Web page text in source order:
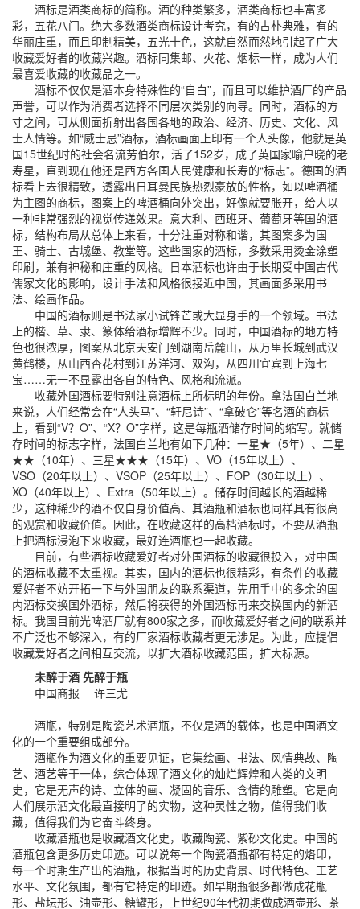
酒标是酒类商标的简称。酒的种类繁多，酒类商标也丰富多
彩，五花八门。绝大多数酒类商标设计考究，有的古朴典雅，有的
华丽庄重，而且印制精美，五光十色，这就自然而然地引起了广大
收藏爱好者的收藏兴趣。酒标同集邮、火花、烟标一样，成为人们
最喜爱收藏的收藏品之一。
酒标不仅仅是酒本身特殊性的“自白”，而且可以维护酒厂的产品
声誉，可以作为消费者选择不同层次类别的向导。同时，酒标的方
寸之间，可从侧面折射出各国各地的政治、经济、历史、文化、风
士人情等。如“威士忌”酒标，酒标画面上印有一个人头像，他就是英
国15世纪时的社会名流劳伯尔，活了152岁，成了英国家喻户晓的老
寿星，直到现在他还是西方各国人民健康和长寿的“标志”。德国的酒
标看上去很精致，透露出日耳曼民族热烈豪放的性格，如以啤酒桶
为主图的商标，图案上的啤酒桶向外突出，好像就要胀开，给人以
一种非常强烈的视觉传递效果。意大利、西班牙、葡萄牙等国的酒
标，结构布局从总体上来看，十分注重对称和谐，其图案多为国
王、骑士、古城堡、教堂等。这些国家的酒标，多数采用烫金涂塑
印刷，兼有神秘和庄重的风格。日本酒标也许由于长期受中国古代
儒家文化的影响，设计手法和风格很接近中国，其画面多采用书
法、绘画作品。
中国的酒标则是书法家小试锋芒或大显身手的一个领域。书法
上的楷、草、隶、篆体给酒标增辉不少。同时，中国酒标的地方特
色也很浓厚，图案从北京天安门到湖南岳麓山，从万里长城到武汉
黄鹤楼，从山西杏花村到江苏洋河、双沟，从四川宜宾到上海七
宝……无一不显露出各自的特色、风格和流派。
收藏外国酒标要特别注意酒标上所标明的年份。拿法国白兰地
来说，人们经常会在“人头马”、“轩尼诗”、“拿破仑”等名酒的商标
上，看到“V？O”、“X？O”字样，这是每瓶酒储存时间的缩写。就储
存时间的标志字样，法国白兰地有如下几种：一星★（5年）、二星
★★（10年）、三星★★★（15年）、VO（15年以上）、
VSO（20年以上）、VSOP（25年以上）、FOP（30年以上）、
XO（40年以上）、Extra（50年以上）。储存时间越长的酒越稀
少，这种稀少的酒不仅自身价值高、其酒瓶和酒标也同样具有很高
的观赏和收藏价值。因此，在收藏这样的高档酒标时，不要从酒瓶
上把酒标浸泡下来收藏，最好连酒瓶也一起收藏。
目前，有些酒标收藏爱好者对外国酒标的收藏很投入，对中国
的酒标收藏不太重视。其实，国内的酒标也很精彩，有条件的收藏
爱好者不妨开拓一下与外国朋友的联系渠道，先用手中的多余的国
内酒标交换国外酒标，然后将获得的外国酒标再来交换国内的新酒
标。我国目前光啤酒厂就有800家之多，而收藏爱好者之间的联系并
不广泛也不够深入，有的厂家酒标收藏者更无涉足。为此，应提倡
收藏爱好者之间相互交流，以扩大酒标收藏范围，扩大标源。
未醉于酒 先醉于瓶
中国商报 许三尤
酒瓶，特别是陶瓷艺术酒瓶，不仅是酒的载体，也是中国酒文
化的一个重要组成部分。
酒瓶作为酒文化的重要见证，它集绘画、书法、风情典故、陶
艺、酒艺等于一体，综合体现了酒文化的灿烂辉煌和人类的文明
史，它是无声的诗、立体的画、凝固的音乐、含情的雕塑。它是向
人们展示酒文化最直接明了的实物，这种灵性之物，值得我们收
藏，值得我们为它奋斗终身。
收藏酒瓶也是收藏酒文化史，收藏陶瓷、紫砂文化史。中国的
酒瓶包含更多历史印迹。可以说每一个陶瓷酒瓶都有特定的烙印，
每一个时期生产出的酒瓶，根据当时的历史背景、时代特色、工艺
水平、文化氛围，都有它特定的印迹。如早期瓶很多都做成花瓶
形、盐坛形、油壶形、糖罐形，上世纪90年代初期做成酒壶形、茶